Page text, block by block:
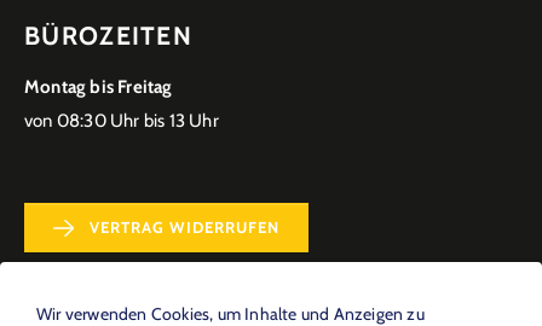
BÜROZEITEN
Montag bis Freitag
von 08:30 Uhr bis 13 Uhr
VERTRAG WIDERRUFEN
Wir verwenden Cookies, um Inhalte und Anzeigen zu